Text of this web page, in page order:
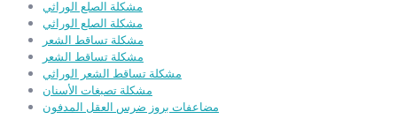
مشكلة الصلع الوراثي
مشكلة الصلع الوراثي
مشكلة تساقط الشعر
مشكلة تساقط الشعر
مشكلة تساقط الشعر الوراثي
مشكلة تصبغات الأسنان
مضاعفات بروز ضرس العقل المدفون